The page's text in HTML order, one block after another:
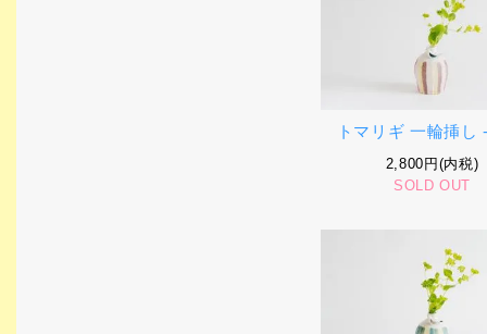
トマリギ 一輪挿し
2,800円(内税)
SOLD OUT